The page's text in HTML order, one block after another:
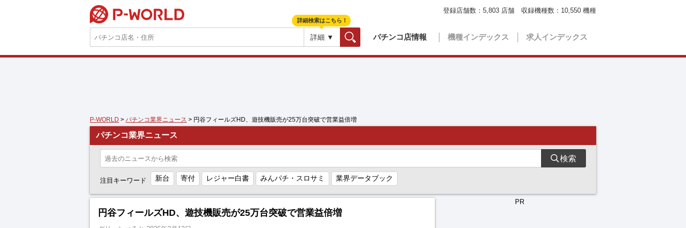
詳細 ▼ パチンコ店情報 機種インデックス 求人インデックス
登録店舗数： 5,803 店舗 収録機種数： 10,550 機種
詳細検索はこちら！
P-WORLD > パチンコ業界ニュース > 円谷フィールズHD、遊技機販売が25万台突破で営業益倍増
パチンコ業界ニュース
検索
注目キーワード 新台 寄付 レジャー白書 みんパチ・スロサミ 業界データブック
円谷フィールズHD、遊技機販売が25万台突破で営業益倍増
PR